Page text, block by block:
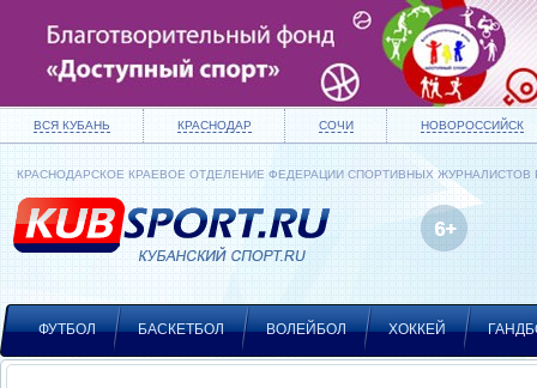
ВСЯ КУБАНЬ КРАСНОДАР СОЧИ НОВОРОССИЙСК
КРАСНОДАРСКОЕ КРАЕВОЕ ОТДЕЛЕНИЕ ФЕДЕРАЦИИ СПОРТИВНЫХ ЖУРНАЛИСТОВ
ФУТБОЛ БАСКЕТБОЛ ВОЛЕЙБОЛ ХОККЕЙ